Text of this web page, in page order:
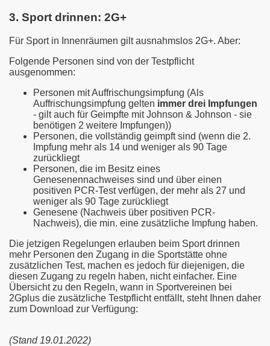
3. Sport drinnen: 2G+
Für Sport in Innenräumen gilt ausnahmslos 2G+. Aber:
Folgende Personen sind von der Testpflicht
ausgenommen:
Personen mit Auffrischungsimpfung (Als
Auffrischungsimpfung gelten immer drei Impfungen
- gilt auch für Geimpfte mit Johnson & Johnson - sie
benötigen 2 weitere Impfungen))
Personen, die vollständig geimpft sind (wenn die 2.
Impfung mehr als 14 und weniger als 90 Tage
zurückliegt
Personen, die im Besitz eines
Genesenennachweises sind und über einen
positiven PCR-Test verfügen, der mehr als 27 und
weniger als 90 Tage zurückliegt
Genesene (Nachweis über positiven PCR-
Nachweis), die min. eine zusätzliche Impfung haben.
Die jetzigen Regelungen erlauben beim Sport drinnen
mehr Personen den Zugang in die Sportstätte ohne
zusätzlichen Test, machen es jedoch für diejenigen, die
diesen Zugang zu regeln haben, nicht einfacher. Eine
Übersicht zu den Regeln, wann in Sportvereinen bei
2Gplus die zusätzliche Testpflicht entfällt, steht Ihnen daher
zum Download zur Verfügung:
(Stand 19.01.2022)